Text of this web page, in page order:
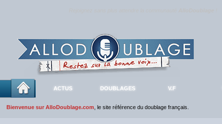
ACTUS DOUBLAGES V.F
Bienvenue sur AlloDoublage.com , le site référence du doublage français.